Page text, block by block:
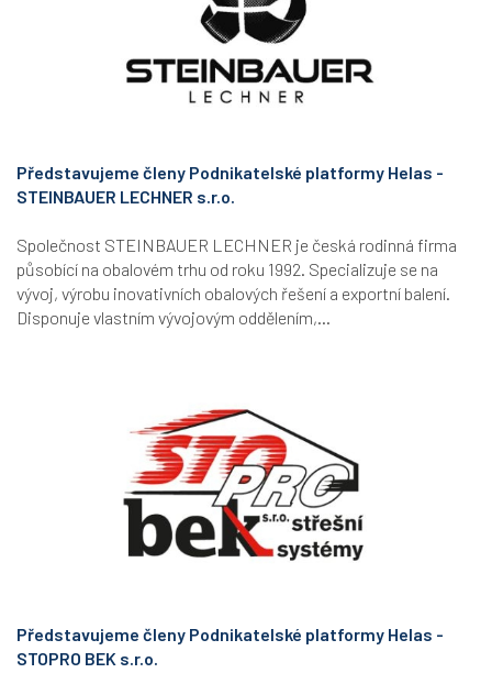
Představujeme členy Podnikatelské platformy Helas -
STEINBAUER LECHNER s.r.o.
Společnost STEINBAUER LECHNER je česká rodinná firma
působící na obalovém trhu od roku 1992. Specializuje se na
vývoj, výrobu inovativních obalových řešení a exportní balení.
Disponuje vlastním vývojovým oddělením,...
Představujeme členy Podnikatelské platformy Helas -
STOPRO BEK s.r.o.